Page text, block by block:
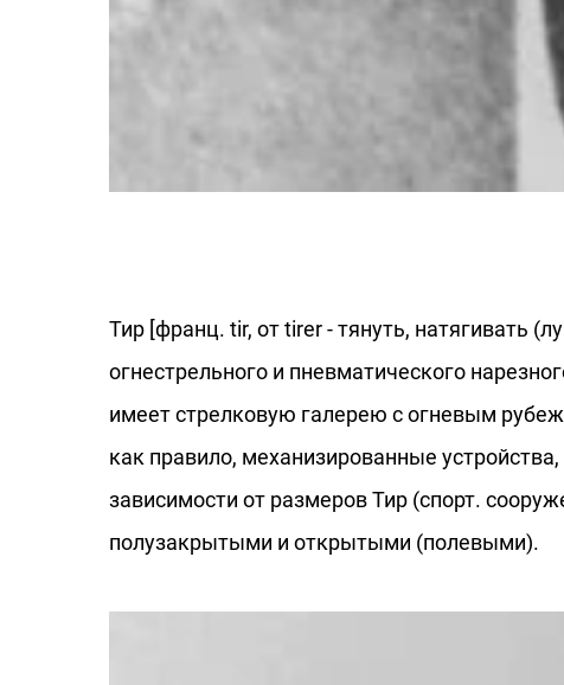
Тир [франц. tir, от tirer - тянуть, натягивать
огнестрельного и пневматического
имеет стрелковую галерею с огневым
как правило, механизированные
зависимости от размеров Тир (спорт.
полузакрытыми и открытыми (полевыми).